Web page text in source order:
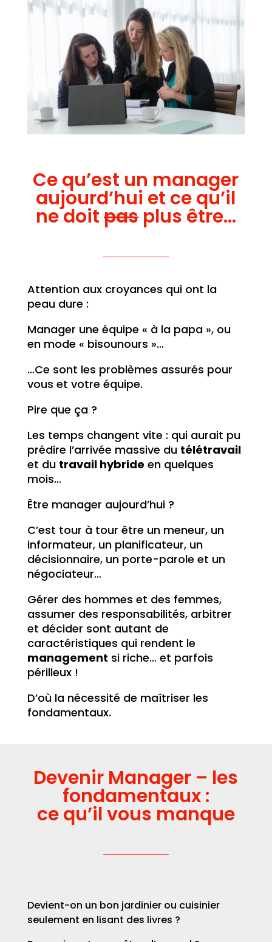
Ce qu’est un manager
aujourd’hui et ce qu’il
ne doitpasplus être…
Attention aux croyances qui ont la
peau dure :
Manager une équipe « à la papa », ou
en mode « bisounours »…
…Ce sont les problèmes assurés pour
vous et votre équipe.
Pire que ça ?
Les temps changent vite : qui aurait pu
prédire l’arrivée massive du télétravail
et du travail hybride en quelques
mois…
Être manager aujourd’hui ?
C’est tour à tour être un meneur, un
informateur, un planificateur, un
décisionnaire, un porte-parole et un
négociateur…
Gérer des hommes et des femmes,
assumer des responsabilités, arbitrer
et décider sont autant de
caractéristiques qui rendent le
management si riche… et parfois
périlleux !
D’où la nécessité de maîtriser les
fondamentaux.
Devenir Manager – les
fondamentaux :
ce qu’il vous manque
Devient-on un bon jardinier ou cuisinier
seulement en lisant des livres ?